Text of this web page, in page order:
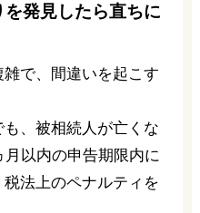
発見したら直ちに
で、間違いを起こす
、被相続人が亡くな
以内の申告期限内に
法上のペナルティを